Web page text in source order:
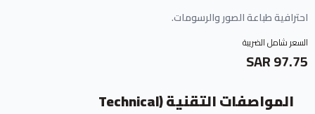
احترافية طباعة الصور والرسومات.
السعر شامل الضريبة
97.75 SAR
المواصفات التقنية (Technical